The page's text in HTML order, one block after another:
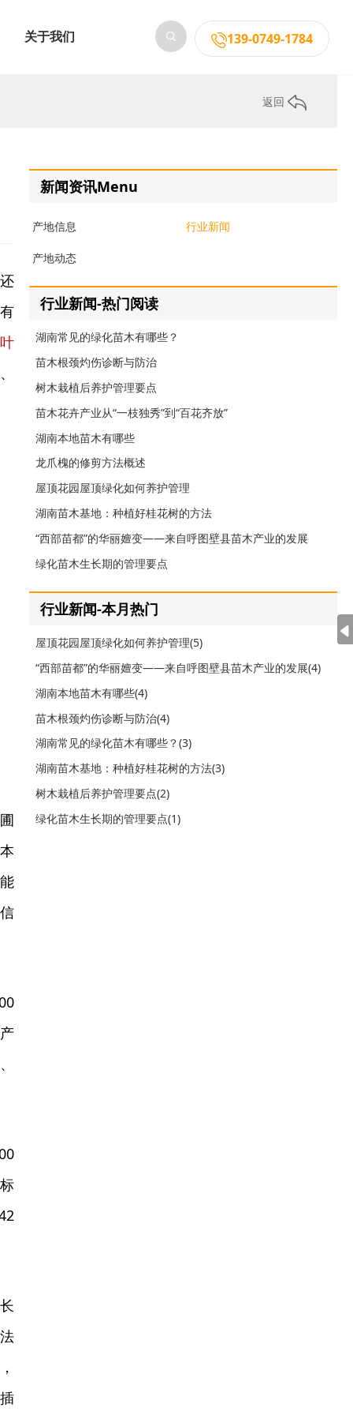
139-0749-1784
关于我们
返回
新闻资讯Menu
产地信息 行业新闻
产地动态
行业新闻-热门阅读
湖南常见的绿化苗木有哪些？
苗木根颈灼伤诊断与防治
树木栽植后养护管理要点
苗木花卉产业从“一枝独秀”到“百花齐放”
湖南本地苗木有哪些
龙爪槐的修剪方法概述
屋顶花园屋顶绿化如何养护管理
湖南苗木基地：种植好桂花树的方法
“西部苗都”的华丽嬗变——来自呼图壁县苗木产业的发展
绿化苗木生长期的管理要点
行业新闻-本月热门
屋顶花园屋顶绿化如何养护管理(5)
“西部苗都”的华丽嬗变——来自呼图壁县苗木产业的发展(4)
湖南本地苗木有哪些(4)
苗木根颈灼伤诊断与防治(4)
湖南常见的绿化苗木有哪些？(3)
湖南苗木基地：种植好桂花树的方法(3)
树木栽植后养护管理要点(2)
绿化苗木生长期的管理要点(1)